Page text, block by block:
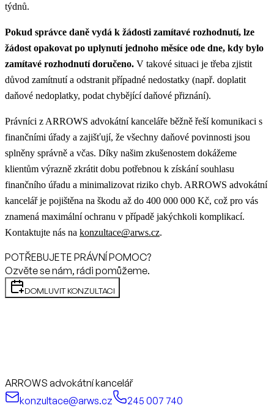
týdnů.​
Pokud správce daně vydá k žádosti zamítavé rozhodnutí, lze
žádost opakovat po uplynutí jednoho měsíce ode dne, kdy bylo
zamítavé rozhodnutí doručeno. V takové situaci je třeba zjistit
důvod zamítnutí a odstranit případné nedostatky (např. doplatit
daňové nedoplatky, podat chybějící daňové přiznání).
Právníci z ARROWS advokátní kanceláře běžně řeší komunikaci s
finančními úřady a zajišťují, že všechny daňové povinnosti jsou
splněny správně a včas. Díky našim zkušenostem dokážeme
klientům výrazně zkrátit dobu potřebnou k získání souhlasu
finančního úřadu a minimalizovat riziko chyb. ARROWS advokátní
kancelář je pojištěna na škodu až do 400 000 000 Kč, což pro vás
znamená maximální ochranu v případě jakýchkoli komplikací.
Kontaktujte nás na konzultace@arws.cz.
POTŘEBUJETE PRÁVNÍ POMOC?
Ozvěte se nám, rádi pomůžeme.
DOMLUVIT KONZULTACI
ARROWS advokátní kancelář
konzultace@arws.cz
245 007 740